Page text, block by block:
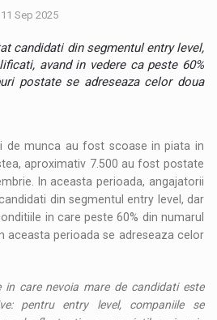
11 Sep 2025
candidati din segmentul entry level,
avand in vedere ca peste 60%
postate se adreseaza celor doua
de munca au fost scoase in piata in
aproximativ 7.500 au fost postate
In aceasta perioada, angajatorii
din segmentul entry level, dar
in care peste 60% din numarul
aceasta perioada se adreseaza celor
in care nevoia mare de candidati este
pentru entry level, companiile se